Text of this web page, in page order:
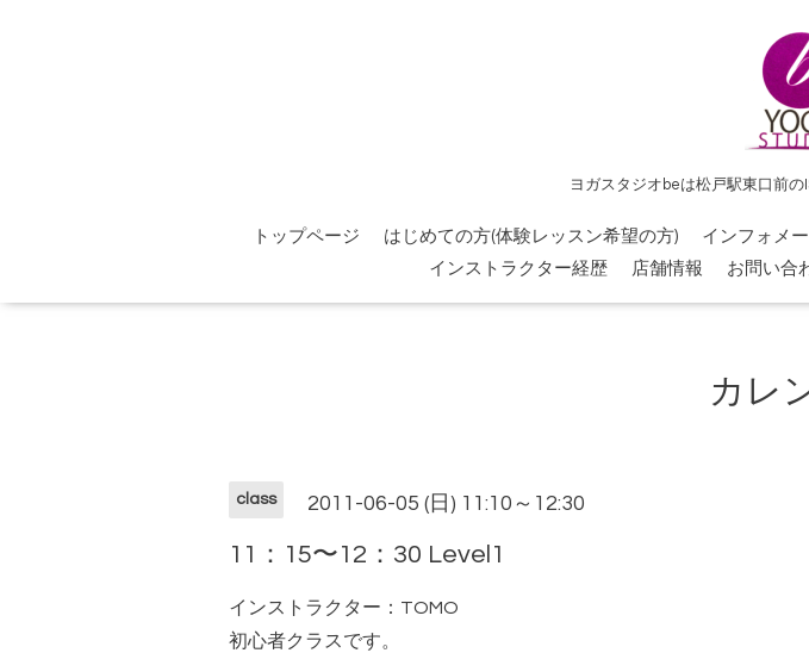
ヨガスタジオbeは松戸駅東口前
トップページ はじめての方(体験レッスン希望の方) インフォメ
インストラクター経歴
店舗情報 お問い合
カレ
class 2011-06-05 (日) 11:10～12:30
11：15〜12：30 Level1
インストラクター：TOMO
初心者クラスです。